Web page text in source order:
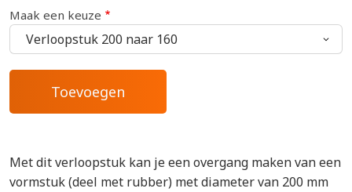
Maak een keuze
Met dit verloopstuk kan je een overgang maken van een
vormstuk (deel met rubber) met diameter van 200 mm